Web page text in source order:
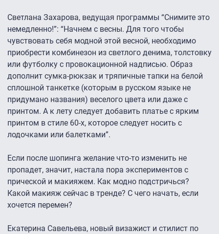
Светлана Захарова, ведущая программы “Снимите это
немедленно!”: “Начнем с весны. Для того чтобы
чувствовать себя модной этой весной, необходимо
приобрести комбинезон из светлого денима, толстовку
или футболку с провокационной надписью. Образ
дополнит сумка-рюкзак и тряпичные тапки на белой
сплошной танкетке (которым в русском языке не
придумано названия) веселого цвета или даже с
принтом. А к лету следует добавить платье с ярким
принтом в стиле 60-х, которое следует носить с
лодочками или балетками”.
Если после шопинга желание что-то изменить не
пропадет, значит, настала пора экспериментов с
прической и макияжем. Как модно подстричься?
Какой макияж сейчас в тренде? С чего начать, если
хочется перемен?
Екатерина Савельева, новый визажист и стилист по